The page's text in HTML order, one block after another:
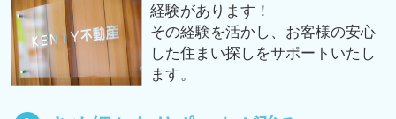
経験があります！
その経験を活かし、お客様の安心
した住まい探しをサポートいたし
ます。